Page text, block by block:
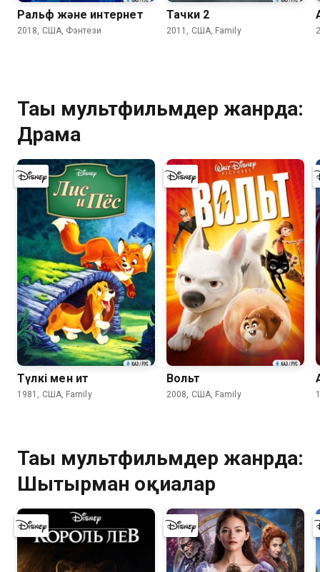
Ральф және интернет
2018, США, Фэнтези
Тачки 2
2011, США, Family
Тағы мультфильмдер жанрда:
Драма
8.2
Түлкі мен ит
1981, США, Family
7.3
Вольт
2008, США, Family
Тағы мультфильмдер жанрда:
Шытырман оқиғалар